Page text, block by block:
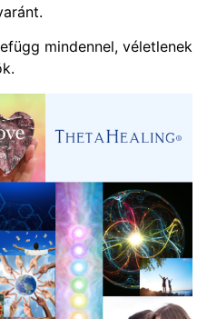
mindennel, véletlenek